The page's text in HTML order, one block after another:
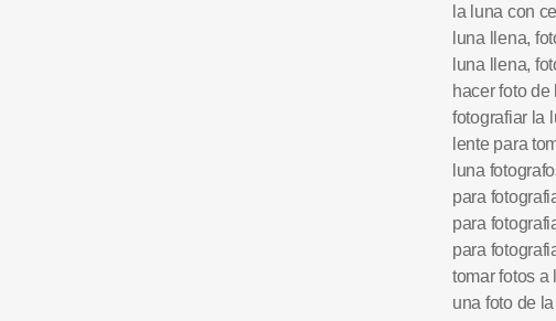
la luna con
luna llena,
luna llena,
hacer foto de
fotografiar la
lente para
luna
para
para
para
tomar fotos a
una foto de